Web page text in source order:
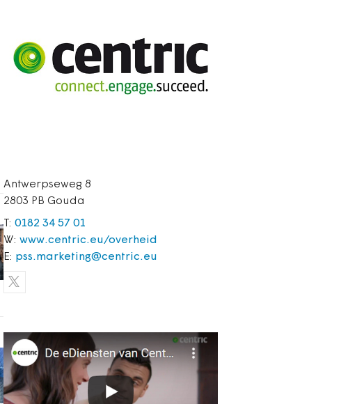
Antwerpseweg 8
2803 PB Gouda
T: 0182 34 57 01
W: www.centric.eu/overheid
E: pss.marketing@centric.eu